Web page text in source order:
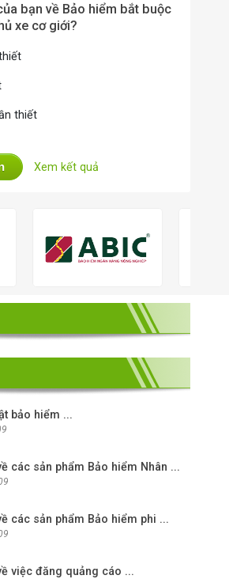
bạn về Bảo hiểm bắt buộc
xe cơ giới?
thiết
Xem kết quả
bảo hiểm ...
các sản phẩm Bảo hiểm Nhân ...
các sản phẩm Bảo hiểm phi ...
việc đăng quảng cáo ...